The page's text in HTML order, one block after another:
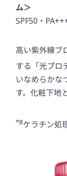
ム＞
SPF50・
高い紫外線ブ
する「光プロ
いなめらかな
す。化粧下地
*8ケラチン処